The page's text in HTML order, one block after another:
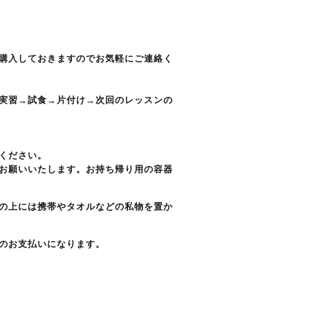
入しておきますのでお気軽にご連絡く
習→試食→片付け→次回のレッスンの
ださい。
願いいたします。お持ち帰り用の容器
上には携帯やタオルなどの私物を置か
支払いになります。